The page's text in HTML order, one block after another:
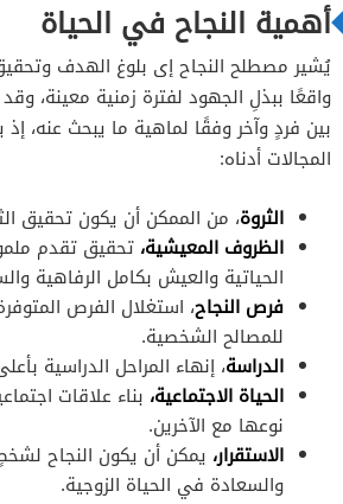
أهمية النجاح في الحياة
يُشير مصطلح النجاح إى بلوغ الهدف
واقعًا ببذلِ الجهود لفترة زمنية معينة،
بين فردٍ وآخر وفقًا لماهية ما يبحث عنه،
المجالات أدناه:
الثروة، من الممكن أن يكون تحقيق
الظروف المعيشية، تحقيق تقدم
الحياتية والعيش بكامل الرفاهية
فرص النجاح، استغلال الفرص
للمصالح الشخصية.
الدراسة، إنهاء المراحل الدراسية
الحياة الاجتماعية، بناء علاقات
نوعها مع الآخرين.
الاستقرار، يمكن أن يكون النجاح
والسعادة في الحياة الزوجية.